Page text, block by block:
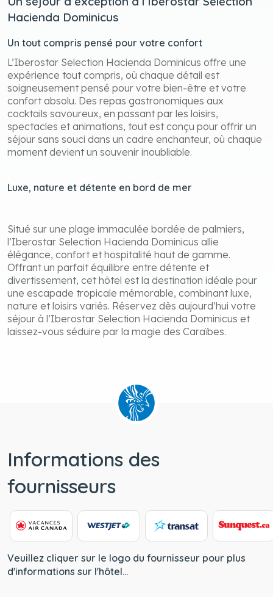
Hacienda Dominicus
Un tout compris pensé pour votre confort
L’Iberostar Selection Hacienda Dominicus offre une
expérience tout compris, où chaque détail est
soigneusement pensé pour votre bien-être et votre
confort absolu. Des repas gastronomiques aux
cocktails savoureux, en passant par les loisirs,
spectacles et animations, tout est conçu pour offrir un
séjour sans souci dans un cadre enchanteur, où chaque
moment devient un souvenir inoubliable.
Luxe, nature et détente en bord de mer
Situé sur une plage immaculée bordée de palmiers,
l’Iberostar Selection Hacienda Dominicus allie
élégance, confort et hospitalité haut de gamme.
Offrant un parfait équilibre entre détente et
divertissement, cet hôtel est la destination idéale pour
une escapade tropicale mémorable, combinant luxe,
nature et loisirs variés. Réservez dès aujourd’hui votre
séjour à l’Iberostar Selection Hacienda Dominicus et
laissez-vous séduire par la magie des Caraïbes.
Informations des
fournisseurs
Veuillez cliquer sur le logo du fournisseur pour plus
d'informations sur l'hôtel...